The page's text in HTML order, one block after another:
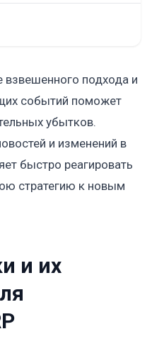
подхода и
событий поможет
убытков.
и изменений в
быстро реагировать
стратегию к новым
и их